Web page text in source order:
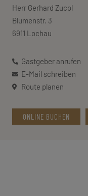
Herr Gerhard Zucol
Blumenstr. 3
6911 Lochau
Gastgeber anrufen
E-Mail schreiben
Route planen
ONLINE BUCHEN